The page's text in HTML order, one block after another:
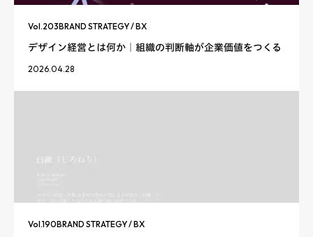
Vol.203BRAND STRATEGY / BX
デザイン経営とは何か｜組織の判断軸が企業価値をつくる
2026.04.28
Vol.190BRAND STRATEGY / BX